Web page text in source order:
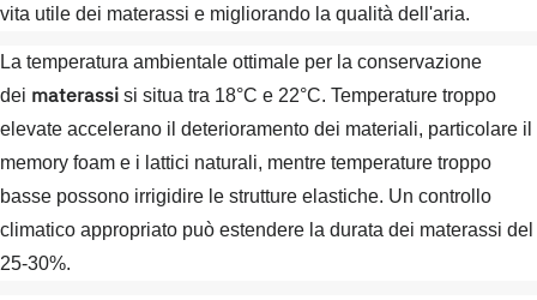
vita utile dei materassi e migliorando la qualità dell'aria.
La temperatura ambientale ottimale per la conservazione
dei materassi si situa tra 18°C e 22°C. Temperature troppo
elevate accelerano il deterioramento dei materiali, particolare il
memory foam e i lattici naturali, mentre temperature troppo
basse possono irrigidire le strutture elastiche. Un controllo
climatico appropriato può estendere la durata dei materassi del
25-30%.